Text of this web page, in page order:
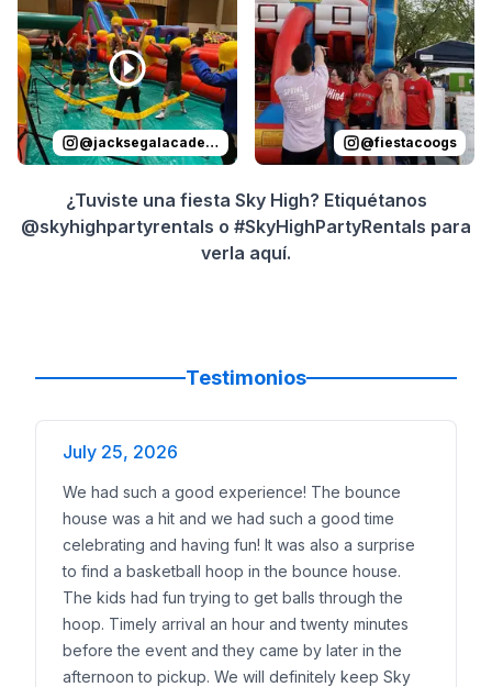
@jacksegalacademy @fiestacoogs
¿Tuviste una fiesta Sky High? Etiquétanos
@skyhighpartyrentals o #SkyHighPartyRentals para
verla aquí.
Testimonios
July 25, 2026
We had such a good experience! The bounce
house was a hit and we had such a good time
celebrating and having fun! It was also a surprise
to find a basketball hoop in the bounce house.
The kids had fun trying to get balls through the
hoop. Timely arrival an hour and twenty minutes
before the event and they came by later in the
afternoon to pickup. We will definitely keep Sky